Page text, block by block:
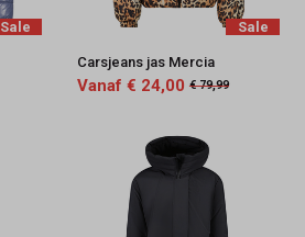
Sale Sale
Carsjeans jas Mercia
Vanaf € 24,00 € 79,99